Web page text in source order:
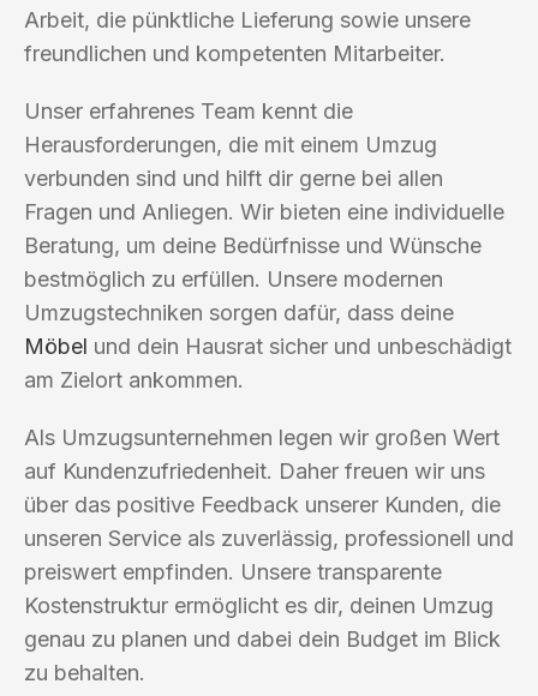
Arbeit, die pünktliche Lieferung sowie unsere
freundlichen und kompetenten Mitarbeiter.
Unser erfahrenes Team kennt die
Herausforderungen, die mit einem Umzug
verbunden sind und hilft dir gerne bei allen
Fragen und Anliegen. Wir bieten eine individuelle
Beratung, um deine Bedürfnisse und Wünsche
bestmöglich zu erfüllen. Unsere modernen
Umzugstechniken sorgen dafür, dass deine
Möbel und dein Hausrat sicher und unbeschädigt
am Zielort ankommen.
Als Umzugsunternehmen legen wir großen Wert
auf Kundenzufriedenheit. Daher freuen wir uns
über das positive Feedback unserer Kunden, die
unseren Service als zuverlässig, professionell und
preiswert empfinden. Unsere transparente
Kostenstruktur ermöglicht es dir, deinen Umzug
genau zu planen und dabei dein Budget im Blick
zu behalten.